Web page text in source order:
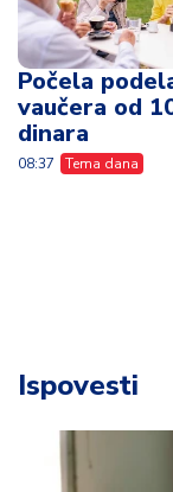
Počela
vaučera od
dinara
08:37 Tema dana
Ispovesti